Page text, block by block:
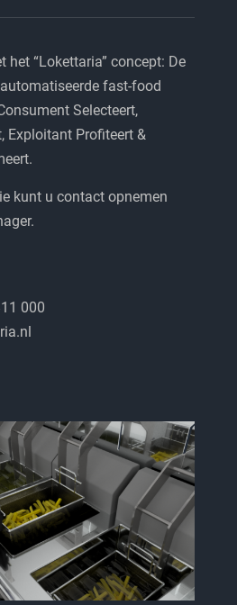
het “Lokettaria” concept: De
fast-food
Selecteert,
Exploitant Profiteert &
kunt u contact opnemen
000